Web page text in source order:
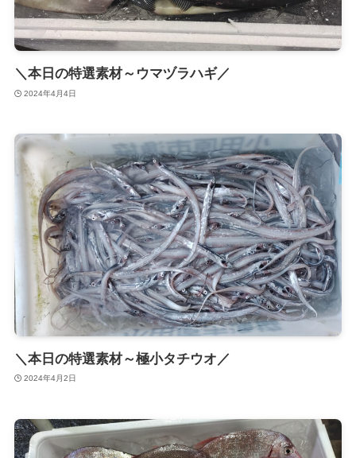
＼本日の特選素材～ウマヅラハギ／
2024年4月4日
＼本日の特選素材～極小タチウオ／
2024年4月2日